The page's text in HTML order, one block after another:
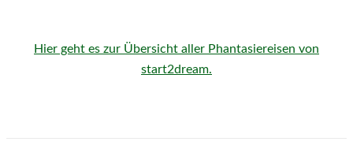
Hier geht es zur Übersicht aller Phantasiereisen von
start2dream.